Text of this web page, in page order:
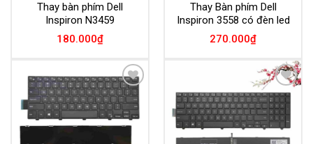
Thay bàn phím Dell
Inspiron N3459
180.000₫
Thay Bàn phím Dell
Inspiron 3558 có đèn led
270.000₫
Add to
Wishlist
Add to
Wishlist